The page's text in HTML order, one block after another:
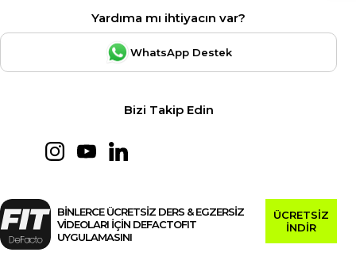
Yardıma mı ihtiyacın var?
WhatsApp Destek
Bizi Takip Edin
BİNLERCE ÜCRETSİZ DERS & EGZERSİZ
VİDEOLARI İÇİN DEFACTOFIT
UYGULAMASINI
ÜCRETSİZ
İNDİR